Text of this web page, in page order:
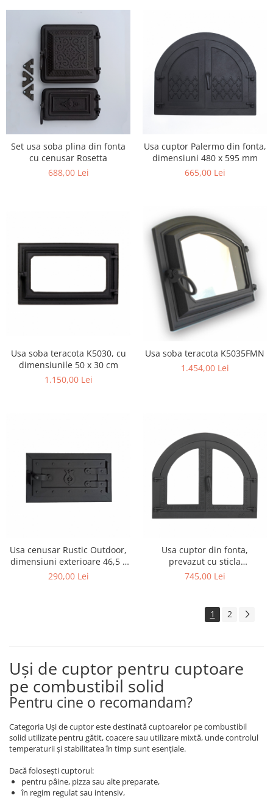
Set usa soba plina din fonta
cu cenusar Rosetta
688,00 Lei
Usa cuptor Palermo din fonta,
dimensiuni 480 x 595 mm
665,00 Lei
Usa soba teracota K5030, cu
dimensiunile 50 x 30 cm
1.150,00 Lei
Usa soba teracota K5035FMN
1.454,00 Lei
Usa cenusar Rustic Outdoor,
dimensiuni exterioare 46,5 x
26,5 cm
290,00 Lei
Usa cuptor din fonta,
prevazut cu sticla
termorezistenta, dimensiuni
745,00 Lei
1 2
Uși de cuptor pentru cuptoare
pe combustibil solid
Pentru cine o recomandam?
Categoria Uși de cuptor este destinată cuptoarelor pe combustibil
solid utilizate pentru gătit, coacere sau utilizare mixtă, unde controlul
temperaturii și stabilitatea în timp sunt esențiale.
Dacă folosești cuptorul:
pentru pâine, pizza sau alte preparate,
în regim regulat sau intensiv,